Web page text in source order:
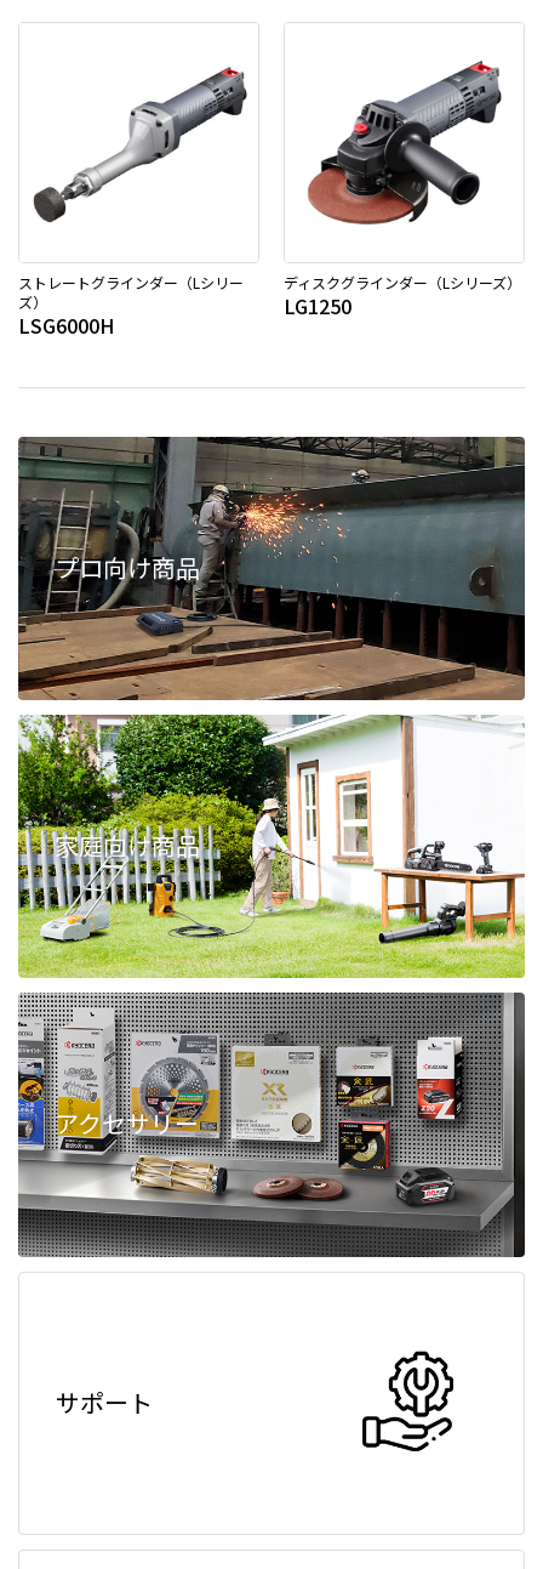
ストレートグラインダー（Lシリー
ズ）
LSG6000H
ディスクグラインダー（Lシリーズ）
LG1250
プロ向け商品
家庭向け商品
アクセサリー
サポート